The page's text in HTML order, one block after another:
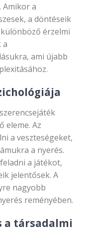
Amikor a
a döntéseik
érzelmi
a
ami újabb
eleme. Az
a veszteségeket,
a nyerés.
a játékot,
jelentősek. A
nagyobb
reményében.
a társadalmi